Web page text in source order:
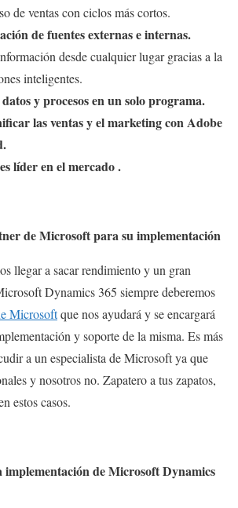
de ventas con ciclos más cortos.
de fuentes externas e internas.
desde cualquier lugar gracias a la
inteligentes.
y procesos en un solo programa.
las ventas y el marketing con Adobe
líder en el mercado .
de Microsoft para su implementación
llegar a sacar rendimiento y un gran
Dynamics 365 siempre deberemos
Microsoftque nos ayudará y se encargará
y soporte de la misma. Es más
a un especialista de Microsoft ya que
y nosotros no. Zapatero a tus zapatos,
estos casos.
implementación de Microsoft Dynamics